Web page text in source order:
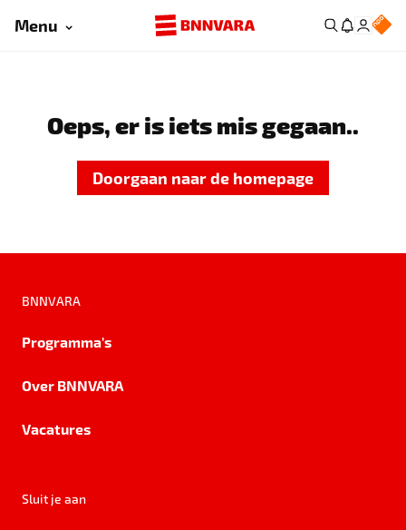
Menu
Oeps, er is iets mis gegaan..
Doorgaan naar de homepage
BNNVARA
Programma's
Over BNNVARA
Vacatures
Sluit je aan